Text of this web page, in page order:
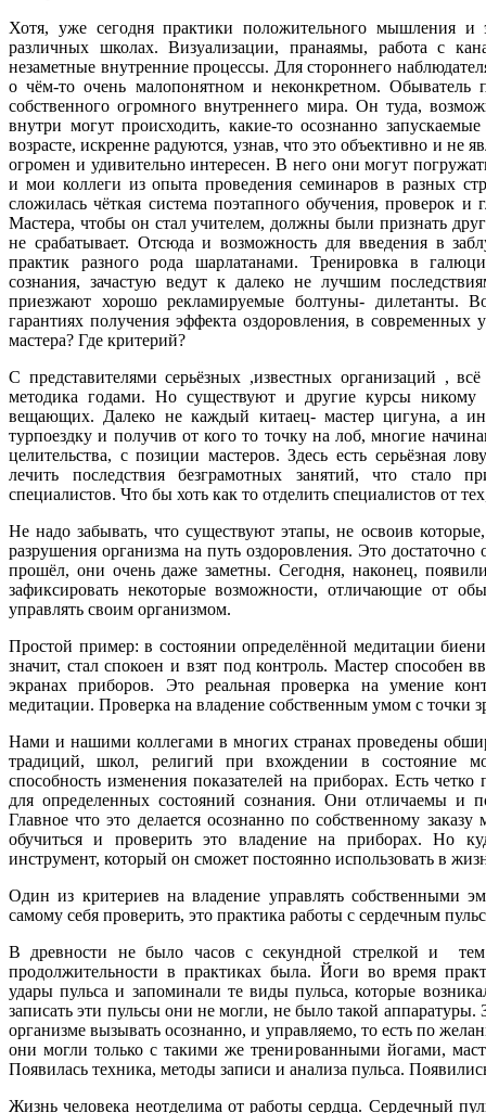
Хотя, уже сегодня практики положительного мышления и
различных школах. Визуализации, пранаямы, работа с
незаметные внутренние процессы. Для стороннего
о чём-то очень малопонятном и неконкретном. Обыватель
собственного огромного внутреннего мира. Он туда,
внутри могут происходить, какие-то осознанно
возрасте, искренне радуются, узнав, что это объективно и не
огромен и удивительно интересен. В него они могут
и мои коллеги из опыта проведения семинаров в разных
сложилась чёткая система поэтапного обучения, проверок
Мaстера, чтобы он стал учителем, должны были признать
не срабатывает. Отсюда и возможность для введения в
практик разного рода шарлатанами. Тренировка в
сознания, зачастую ведут к далеко не лучшим
приезжают хорошо рекламируемые болтуны- дилетанты.
гарантиях получения эффекта оздоровления, в
мастера? Где критерий?
С представителями серьёзных ,известных организаций ,
методика годами. Но существуют и другие курсы никому
вещающих. Далеко не каждый китаец- мастер цигуна, а
турпоездку и получив от кого то точку на лоб, многие
целительства, с позиции мастеров. Здесь есть серьёзная
лечить последствия безграмотных занятий, что стало
специалистов. Что бы хоть как то отделить специалистов от
Не надо забывать, что существуют этапы, не освоив
разрушения организма на путь оздоровления. Это
прошёл, они очень даже заметны. Сегодня, наконец,
зафиксировать некоторые возможности, отличающие от
управлять своим организмом.
Простой пример: в состоянии определённой медитации
значит, стал спокоен и взят под контроль. Мастер способен
экранах приборов. Это реальная проверка на умение
медитации. Проверка на владение собственным умом с точки
Нами и нашими коллегами в многих странах проведены
традиций, школ, религий при вхождении в состояние
способность изменения показателей на приборах. Есть
для определенных состояний сознания. Они отличаемы и
Главное что это делается осознанно по собственному
обучиться и проверить это владение на приборах. Но
инструмент, который он сможет постоянно использовать в
Один из критериев на владение управлять собственными
самому себя проверить, это практика работы с сердечным
В древности не было часов с секундной стрелкой и
продолжительности в практиках была. Йоги во время
удары пульса и запоминали те виды пульса, которые
записать эти пульсы они не могли, не было такой
организме вызывать осознанно, и управляемо, то есть по
они могли только с такими же тренированными йогами,
Появилась техника, методы записи и анализа пульса.
Жизнь человека неотделима от работы сердца. Сердечный